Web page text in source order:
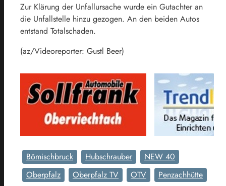
Zur Klärung der Unfallursache wurde ein Gutachter an
die Unfallstelle hinzu gezogen. An den beiden Autos
entstand Totalschaden.
(az/Videoreporter: Gustl Beer)
Bömischbruck Hubschrauber
NEW 40
Oberpfalz
Oberpfalz TV OTV
Penzachhütte